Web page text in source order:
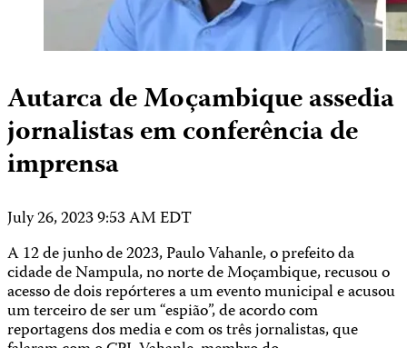
Autarca de Moçambique assedia
jornalistas em conferência de
imprensa
July 26, 2023 9:53 AM EDT
A 12 de junho de 2023, Paulo Vahanle, o prefeito da
cidade de Nampula, no norte de Moçambique, recusou o
acesso de dois repórteres a um evento municipal e acusou
um terceiro de ser um “espião”, de acordo com
reportagens dos media e com os três jornalistas, que